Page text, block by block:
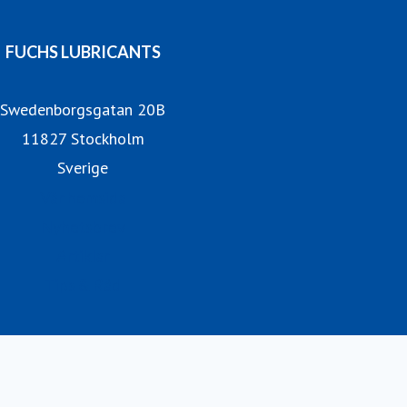
FUCHS LUBRICANTS
Swedenborgsgatan 20B
11827 Stockholm
Sverige